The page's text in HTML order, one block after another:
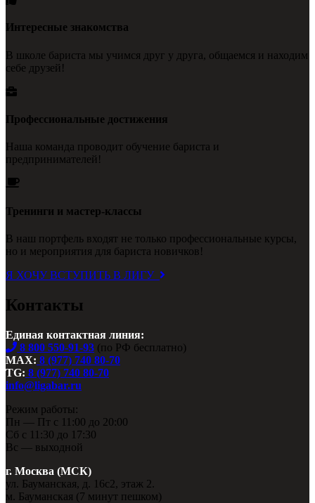
Интересные знакомства
В школе бариста мы учимся друг у друга, общаемся и находим
себе друзей!
Профессиональные достижения
Наша команда проводит обучение бариста и
предпринимателей!
Тренинги и мастер-классы
В наш портфель входят не только профессиональные курсы,
но и мероприятия для бариста новичков!
Я ХОЧУ ВСТУПИТЬ В ЛИГУ
Контакты
Единая контактная линия:
8 800 550-91-93 (по РФ бесплатно)
MAX: 8 (977) 740 80-70
TG: 8 (977) 740 80-70
info@ligabar.ru
Режим работы:
Пн — Пт с 11:00 до 20:00
Сб с 11:30 до 17:30
Вс — выходной
г. Москва (МСК)
ул. Бауманская, д. 16с2, этаж 2.
м. Бауманская (7 минут пешком)